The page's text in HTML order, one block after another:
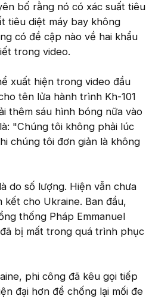
bố rằng nó có xác suất tiêu
tiêu diệt máy bay không
có đề cập nào về hai khẩu
trong video.
xuất hiện trong video đầu
tên lửa hành trình Kh-101
thêm sáu hình bóng nữa vào
"Chúng tôi không phải lúc
chúng tôi đơn giản là không
do số lượng. Hiện vẫn chưa
cho Ukraine. Ban đầu,
thống Pháp Emmanuel
bị mất trong quá trình phục
phi công đã kêu gọi tiếp
đại hơn để chống lại mối đe